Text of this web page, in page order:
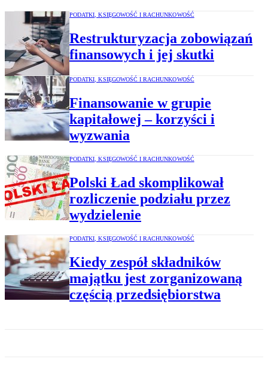
PODATKI, KSIĘGOWOŚĆ I RACHUNKOWOŚĆ
Restrukturyzacja zobowiązań
finansowych i jej skutki
PODATKI, KSIĘGOWOŚĆ I RACHUNKOWOŚĆ
Finansowanie w grupie
kapitałowej – korzyści i
wyzwania
PODATKI, KSIĘGOWOŚĆ I RACHUNKOWOŚĆ
Polski Ład skomplikował
rozliczenie podziału przez
wydzielenie
PODATKI, KSIĘGOWOŚĆ I RACHUNKOWOŚĆ
Kiedy zespół składników
majątku jest zorganizowaną
częścią przedsiębiorstwa